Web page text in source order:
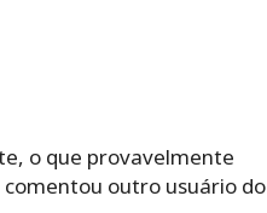
o que provavelmente
comentou outro usuário do